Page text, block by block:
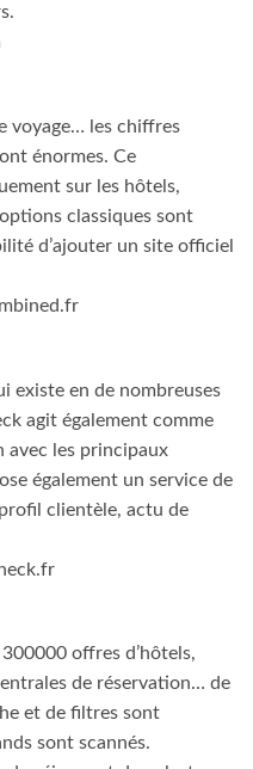
voyage… les chiffres
énormes. Ce
sur les hôtels,
classiques sont
d’ajouter un site officiel
existe en de nombreuses
agit également comme
avec les principaux
également un service de
clientèle, actu de
offres d’hôtels,
de réservation… de
et de filtres sont
sont scannés.